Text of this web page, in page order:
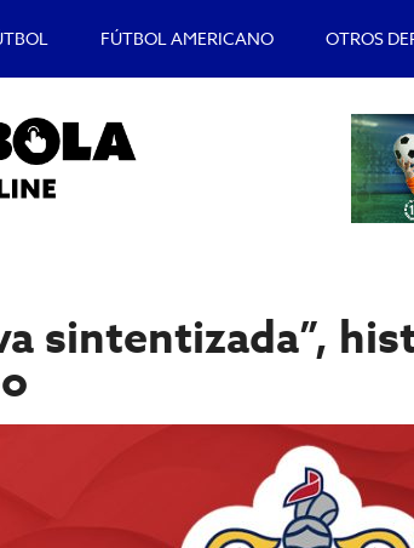
FÚTBOL AMERICANO OTROS
sintentizada”,